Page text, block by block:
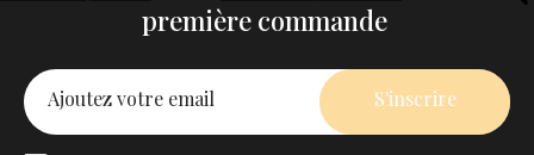
première commande